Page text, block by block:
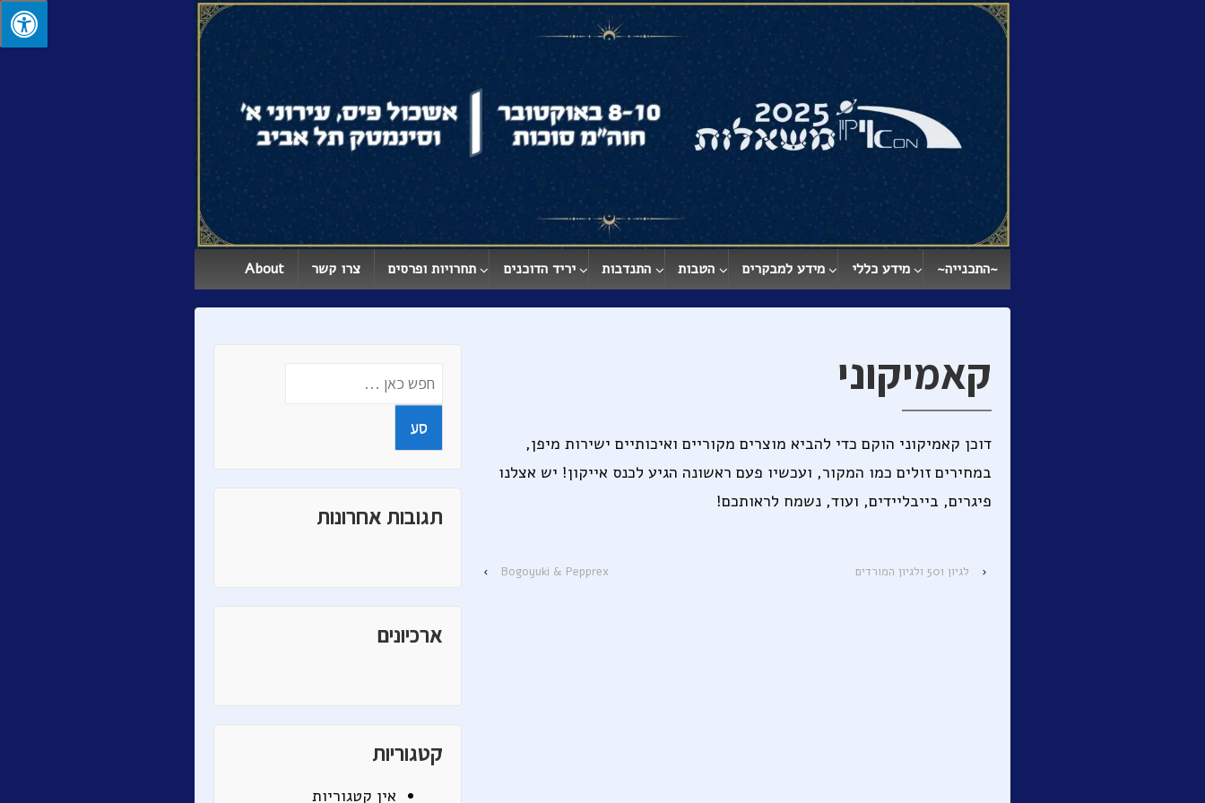
↓
~התכנייה~ מידע כללי מידע למבקרים הטבות התנדבות יריד הדוכנים תחרויות ופרסים צרו קשר About
קאמיקוני
דוכן קאמיקוני הוקם כדי להביא מוצרים מקוריים ואיכותיים ישירות מיפן,
במחירים זולים כמו המקור, ועכשיו פעם ראשונה הגיע לכנס אייקון! יש אצלנו
פיגרים, בייבליידים, ועוד, נשמח לראותכם!
‹ לגיון 501 ולגיון המורדים Bogoyuki & Pepprex
›
Search
for:
תגובות אחרונות
ארכיונים
קטגוריות
אין קטגוריות